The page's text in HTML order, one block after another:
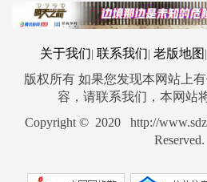
关于我们 联系我们 老版地图
版权所有 如果您发现本网站上
容，请联系我们，本网站
Copyright © 2020 http://
Reserved.